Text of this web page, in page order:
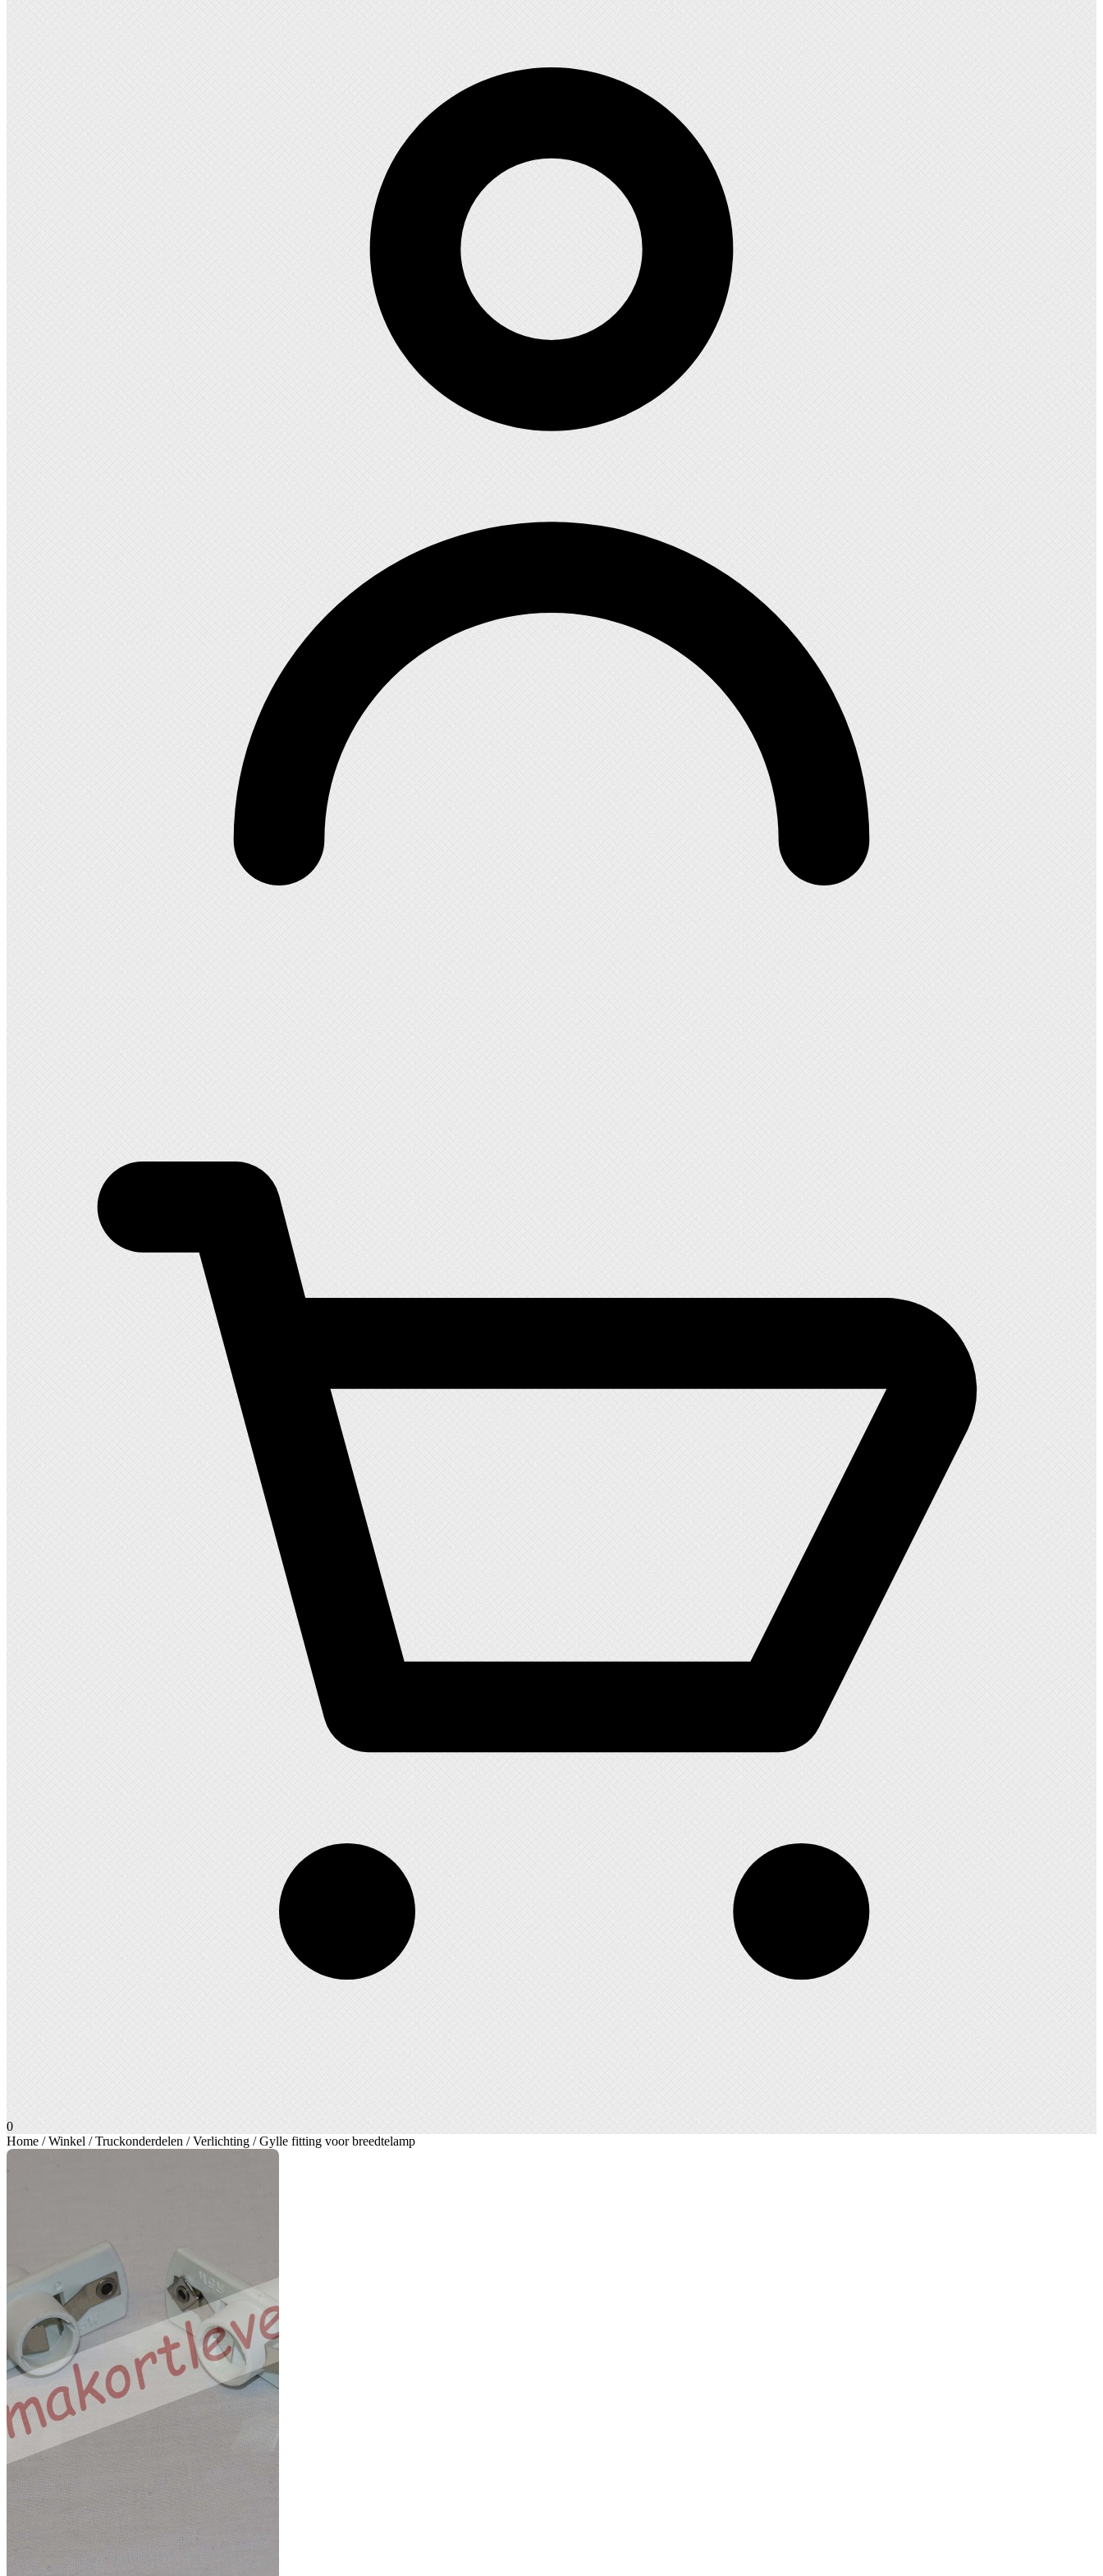
0
Home /Winkel /Truckonderdelen /Verlichting / Gylle fitting voor breedtelamp